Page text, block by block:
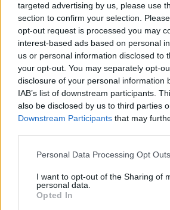
targeted advertising by us, please use
section to confirm your selection.
opt-out request is processed you may
interest-based ads based on personal
us or personal information disclosed to
your opt-out. You may separately opt-
disclosure of your personal information
IAB’s list of downstream participants.
also be disclosed by us to third parties
Downstream Participants that may
Personal Data Processing Opt Outs
I want to opt-out of the Sharing of
personal data.
Opted In
KÉZDIVÁSÁRHELYI SE
„Az biztos, hogy lesz foci!”
Lajossal, a
szakosztályának elnökével
Rancz Lajos a Kézdivásárhelyi SE